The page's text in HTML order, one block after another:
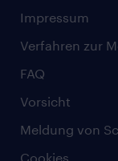
Impressum
Verfahren zur
FAQ
Vorsicht
Meldung von
Cookies